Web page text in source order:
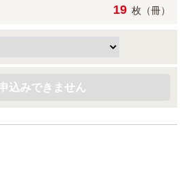
19 枚（冊）